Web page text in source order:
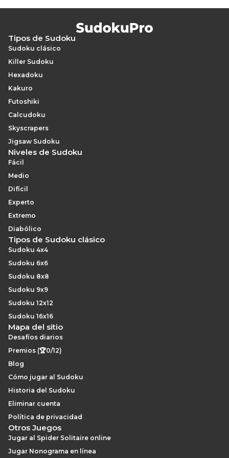
Tipos de Sudoku
Sudoku clásico
Killer Sudoku
Hexadoku
Kakuro
Futoshiki
Calcudoku
Skyscrapers
Jigsaw Sudoku
Niveles de Sudoku
Fácil
Medio
Difícil
Experto
Extremo
Diabólico
Tipos de Sudoku clásico
Sudoku 4x4
Sudoku 6x6
Sudoku 8x8
Sudoku 9x9
Sudoku 12x12
Sudoku 16x16
Mapa del sitio
Desafíos diarios
Premios (🏆0/12)
Blog
Cómo jugar al Sudoku
Historia del Sudoku
Eliminar cuenta
Política de privacidad
Otros Juegos
Jugar al Spider Solitaire online
Jugar Nonograma en línea